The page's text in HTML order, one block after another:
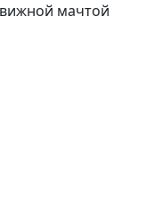
мачтой